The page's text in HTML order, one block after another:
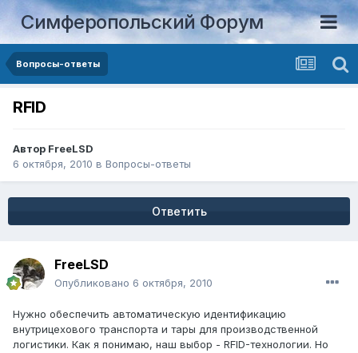
Симферопольский Форум
Вопросы-ответы
RFID
Автор FreeLSD
6 октября, 2010 в Вопросы-ответы
Ответить
FreeLSD
Опубликовано 6 октября, 2010
Нужно обеспечить автоматическую идентификацию
внутрицехового транспорта и тары для производственной
логистики. Как я понимаю, наш выбор - RFID-технологии. Но